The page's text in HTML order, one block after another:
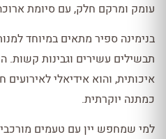
עומק ומרקם חלק, עם סיומת
בנימינה ספיר מתאים במיוחד
תבשילים עשירים וגבינות קשות.
איכותית, והוא אידיאלי
כמתנה יוקרתית.
למי שמחפש יין עם טעמים